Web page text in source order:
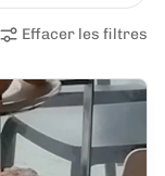
Effacer les filtres